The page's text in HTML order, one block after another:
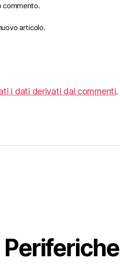
commento.
articolo.
i dati derivati dai commenti.
Periferiche